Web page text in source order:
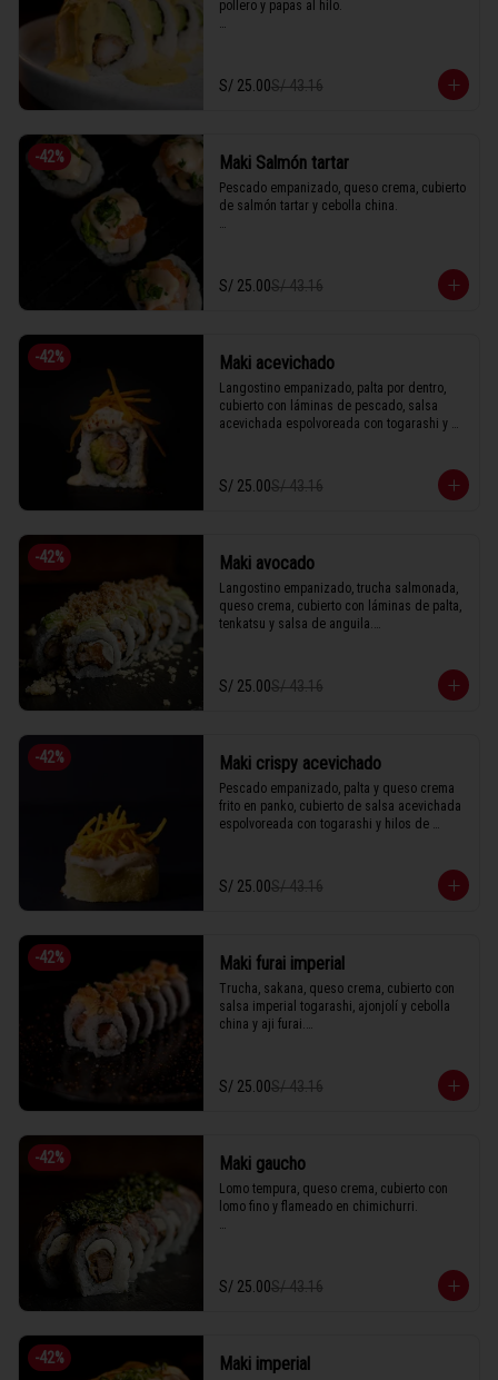
pollero y papas al hilo.
1 Tabla (10 unidades)
S/ 25.00S/ 43.16
-42% Maki Salmón tartar
Pescado empanizado, queso crema, cubierto
de salmón tartar y cebolla china.
1 Tabla (10 unidades)
S/ 25.00S/ 43.16
-42% Maki acevichado
Langostino empanizado, palta por dentro,
cubierto con láminas de pescado, salsa
acevichada espolvoreada con togarashi y
S/ 25.00S/ 43.16
-42% Maki avocado
Langostino empanizado, trucha salmonada,
queso crema, cubierto con láminas de palta,
tenkatsu y salsa de anguila.
1 Tabla (10 unidades)
S/ 25.00S/ 43.16
-42% Maki crispy acevichado
Pescado empanizado, palta y queso crema
frito en panko, cubierto de salsa acevichada
espolvoreada con togarashi y hilos de
S/ 25.00S/ 43.16
-42% Maki furai imperial
Trucha, sakana, queso crema, cubierto con
salsa imperial togarashi, ajonjolí y cebolla
china y aji furai.
1 Tabla (10 unidades)
S/ 25.00S/ 43.16
-42% Maki gaucho
Lomo tempura, queso crema, cubierto con
lomo fino y flameado en chimichurri.
1 Tabla (10 unidades)
S/ 25.00S/ 43.16
-42% Maki imperial